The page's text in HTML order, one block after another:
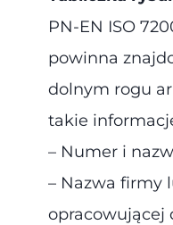
PN-EN ISO
powinna
dolnym rogu
takie
– Numer i
– Nazwa firmy
opracowującej